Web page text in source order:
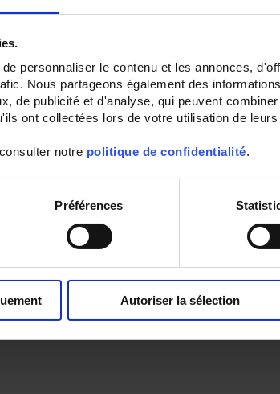
personnaliser le contenu et les annonces,
Nous partageons également des
de publicité et d'analyse, qui peuvent
ont collectées lors de votre utilisation de
notre politique de confidentialité.
Préférences
Autoriser la sélection
Sort By Set Descending Direction